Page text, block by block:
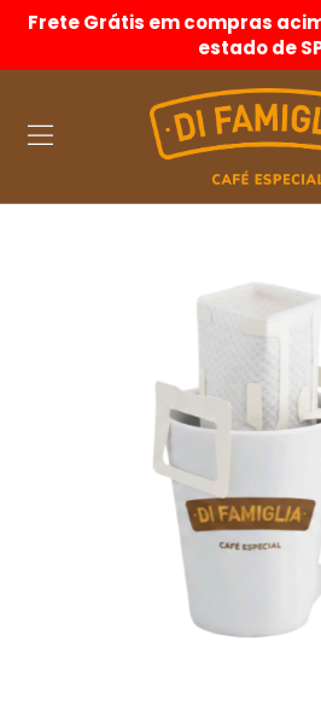
Frete Grátis em compras
estado de